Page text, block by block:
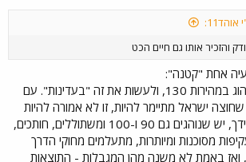
והזכיר אותו גם חיים הכט
אחת "קטנה":
אפשר לנהוג במהירות 130, ולעשות את זה "בעדינות". עם
ישראל מתיימר להיות, זו לא אמורה להיות
בעיה. מאידך, יש שנוהגים גם 90 ו-100 ומשתוללים, חותכים,
מסוכנות ומיותרות, מתעלמים מחוקי הדרך
ואז באמת לא משנה מהן המגבלות - התוצאות